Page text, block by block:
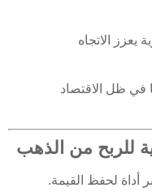
يعزز الاتجاه
في ظل الاقتصاد
للربح من الذهب
أداة لحفظ القيمة.